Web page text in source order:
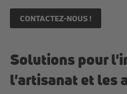
CONTACTEZ-NOUS !
Solutions pour
l'artisanat et les